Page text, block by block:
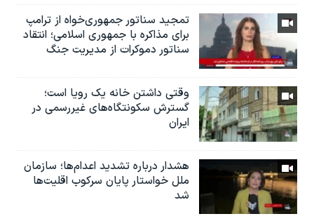
تمجید سناتور جمهوری‌خواه از ترامپ
برای مذاکره با جمهوری اسلامی؛ انتقاد
سناتور دموکرات از مدیریت جنگ
وقتی داشتن خانه یک رویا است؛
گسترش سکونتگاه‌های غیررسمی در
ایران
هشدار درباره تشدید اعدام‌ها؛ سازمان
ملل خواستار پایان سرکوب اقلیت‌ها
شد